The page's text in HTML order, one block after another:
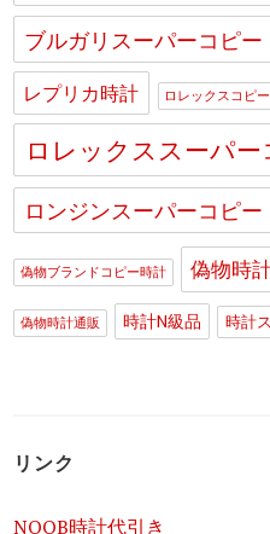
ブルガリスーパーコピー
レプリカ時計 ロレックスコピー
ロレックススーパー
ロンジンスーパーコピー
偽物ブランドコピー時計 偽物時
偽物時計通販 時計N級品 時計
リンク
NOOB時計代引き